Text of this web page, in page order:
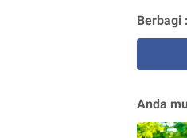
Berbagi :
Anda